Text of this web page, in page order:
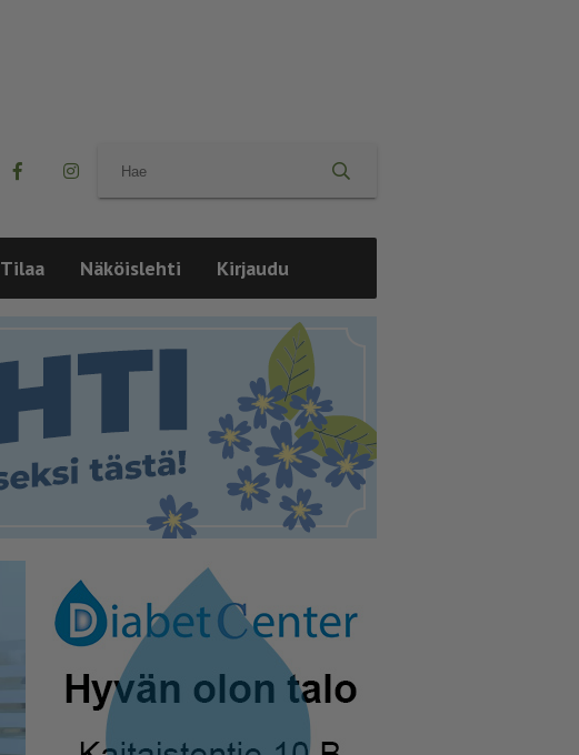
Tilaa Näköislehti Kirjaudu